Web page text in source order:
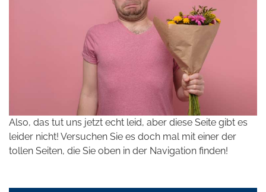
Also, das tut uns jetzt echt leid, aber diese Seite gibt es
leider nicht! Versuchen Sie es doch mal mit einer der
tollen Seiten, die Sie oben in der Navigation finden!